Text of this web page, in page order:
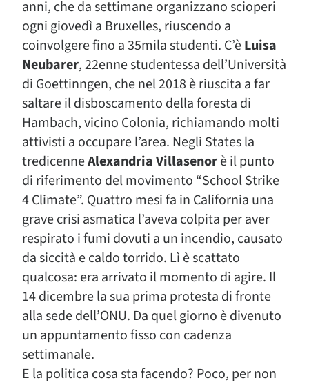
anni, che da settimane organizzano scioperi
ogni giovedì a Bruxelles, riuscendo a
coinvolgere fino a 35mila studenti. C’èLuisa
Neubarer, 22enne studentessa dell’Università
di Goettinngen, che nel 2018 è riuscita a far
saltare il disboscamento della foresta di
Hambach, vicino Colonia, richiamando molti
attivisti a occupare l’area. Negli States la
tredicenneAlexandria Villasenorè il punto
di riferimento del movimento “School Strike
4 Climate”. Quattro mesi fa in California una
grave crisi asmatica l’aveva colpita per aver
respirato i fumi dovuti a un incendio, causato
da siccità e caldo torrido. Lì è scattato
qualcosa: era arrivato il momento di agire. Il
14 dicembre la sua prima protesta di fronte
alla sede dell’ONU. Da quel giorno è divenuto
un appuntamento fisso con cadenza
settimanale.
E la politica cosa sta facendo? Poco, per non